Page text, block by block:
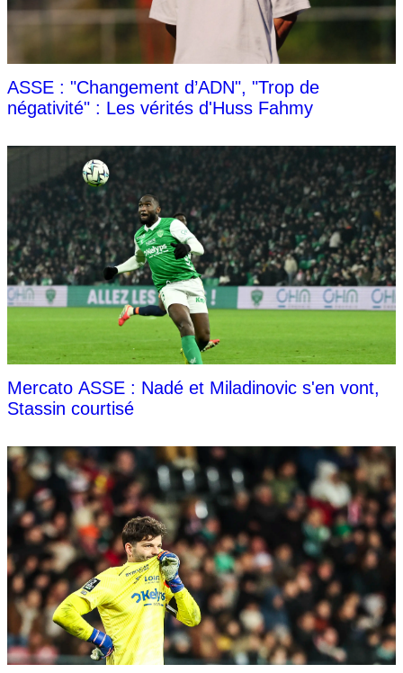
ASSE : "Changement d’ADN", "Trop de
négativité" : Les vérités d'Huss Fahmy
Mercato ASSE : Nadé et Miladinovic s'en vont,
Stassin courtisé